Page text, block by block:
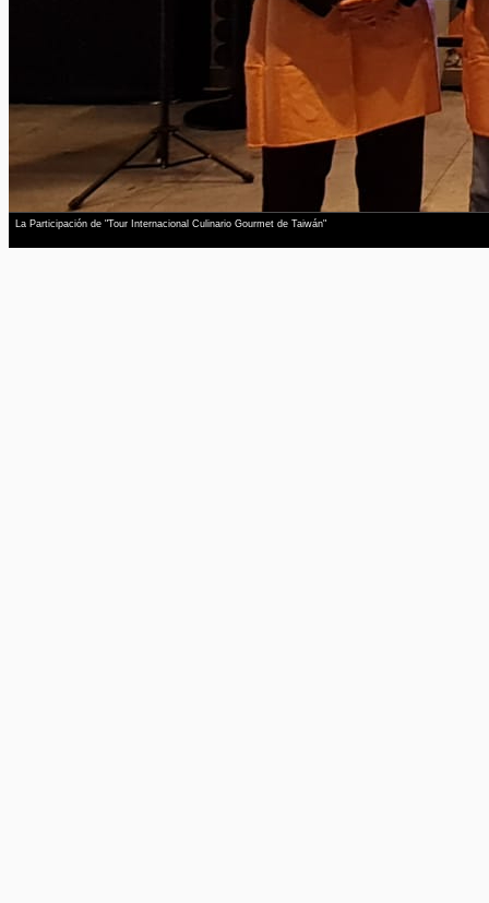
La Participación de "Tour Internacional Culinario Gourmet de Taiwán"